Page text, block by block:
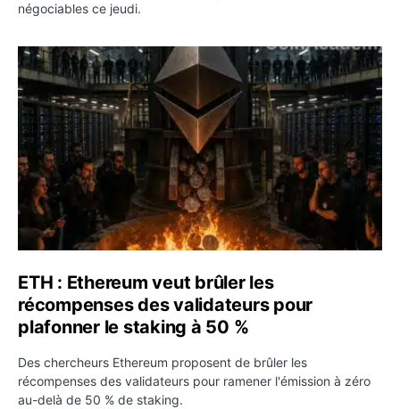
négociables ce jeudi.
ETH : Ethereum veut brûler les récompenses des
ETH : Ethereum veut brûler les
récompenses des validateurs pour
plafonner le staking à 50 %
Des chercheurs Ethereum proposent de brûler les
récompenses des validateurs pour ramener l'émission à zéro
au-delà de 50 % de staking.